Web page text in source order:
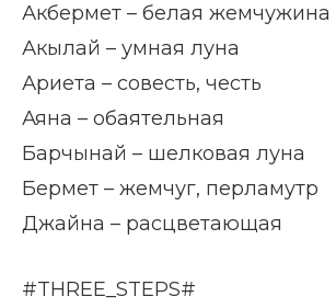
Акбермет – белая жемчужина
Акылай – умная луна
Ариета – совесть, честь
Аяна – обаятельная
Барчынай – шелковая луна
Бермет – жемчуг, перламутр
Джайна – расцветающая
#THREE_STEPS#